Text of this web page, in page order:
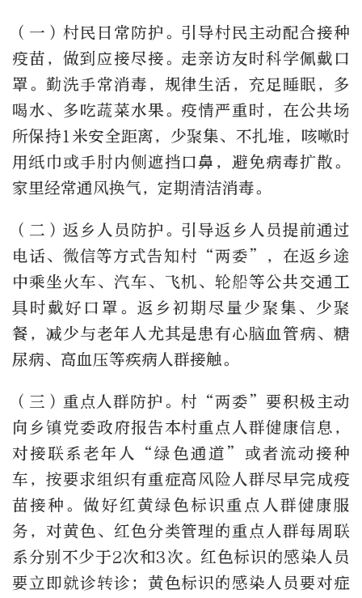
（一）村民日常防护。引导村民主动配合接种
疫苗，做到应接尽接。走亲访友时科学佩戴口
罩。勤洗手常消毒，规律生活，充足睡眠，多
喝水、多吃蔬菜水果。疫情严重时，在公共场
所保持1米安全距离，少聚集、不扎堆，咳嗽时
用纸巾或手肘内侧遮挡口鼻，避免病毒扩散。
家里经常通风换气，定期清洁消毒。
（二）返乡人员防护。引导返乡人员提前通过
电话、微信等方式告知村“两委”，在返乡途
中乘坐火车、汽车、飞机、轮船等公共交通工
具时戴好口罩。返乡初期尽量少聚集、少聚
餐，减少与老年人尤其是患有心脑血管病、糖
尿病、高血压等疾病人群接触。
（三）重点人群防护。村“两委”要积极主动
向乡镇党委政府报告本村重点人群健康信息，
对接联系老年人“绿色通道”或者流动接种
车，按要求组织有重症高风险人群尽早完成疫
苗接种。做好红黄绿色标识重点人群健康服
务，对黄色、红色分类管理的重点人群每周联
系分别不少于2次和3次。红色标识的感染人员
要立即就诊转诊；黄色标识的感染人员要对症